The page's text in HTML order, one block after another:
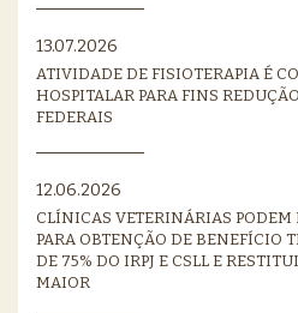
13.07.2026
ATIVIDADE DE FISIOTERAPIA É
HOSPITALAR PARA FINS
FEDERAIS
12.06.2026
CLÍNICAS VETERINÁRIAS PODEM
PARA OBTENÇÃO DE BENEFÍCIO
DE 75% DO IRPJ E CSLL E
MAIOR